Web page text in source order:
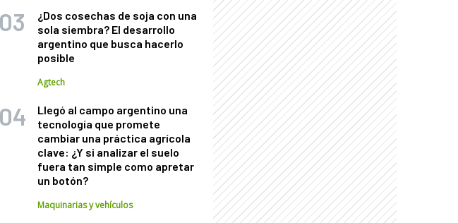
¿Dos cosechas de soja con una
sola siembra? El desarrollo
argentino que busca hacerlo
posible
Agtech
Llegó al campo argentino una
tecnología que promete
cambiar una práctica agrícola
clave: ¿Y si analizar el suelo
fuera tan simple como apretar
un botón?
Maquinarias y vehículos